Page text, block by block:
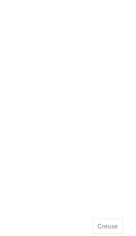
Creuse